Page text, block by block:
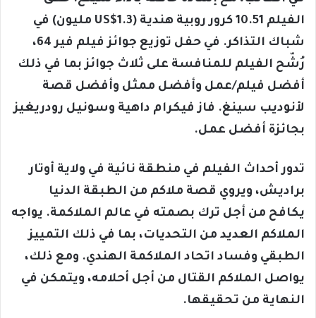
الفيلم 10.51
كرور روبية هندية (US$1.3 مليون)
في
شباك التذاكر. في حفل توزيع جوائز فيلم فير 64،
رُشّح الفيلم للمنافسة على ثلاث جوائز بما في ذلك
أفضل فيلم/عمل وأفضل ممثل وأفضل قصة
لأنوديب سينغ. فاز فيكرام داهية وسونيل رودريغيز
بجائزة أفضل عمل.
تدور أحداث الفيلم في منطقة نائية في ولاية أوتار
براديش، ويروي قصة ملاكم من الطبقة الدنيا
يكافح من أجل ترك بصمته في عالم الملاكمة. يواجه
الملاكم العديد من التحديات، بما في ذلك التمييز
الطبقي وفساد اتحاد الملاكمة الهندي. ومع ذلك،
يواصل الملاكم القتال من أجل أحلامه، ويتمكن في
النهاية من تحقيقها.